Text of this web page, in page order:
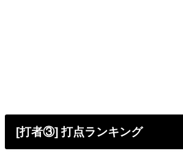
[打者③] 打点ランキング